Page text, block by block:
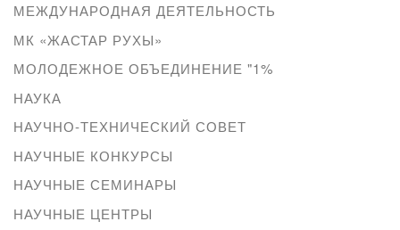
МЕЖДУНАРОДНАЯ ДЕЯТЕЛЬНОСТЬ
МК «ЖАСТАР РУХЫ»
МОЛОДЕЖНОЕ ОБЪЕДИНЕНИЕ "1%
НАУКА
НАУЧНО-ТЕХНИЧЕСКИЙ СОВЕТ
НАУЧНЫЕ КОНКУРСЫ
НАУЧНЫЕ СЕМИНАРЫ
НАУЧНЫЕ ЦЕНТРЫ